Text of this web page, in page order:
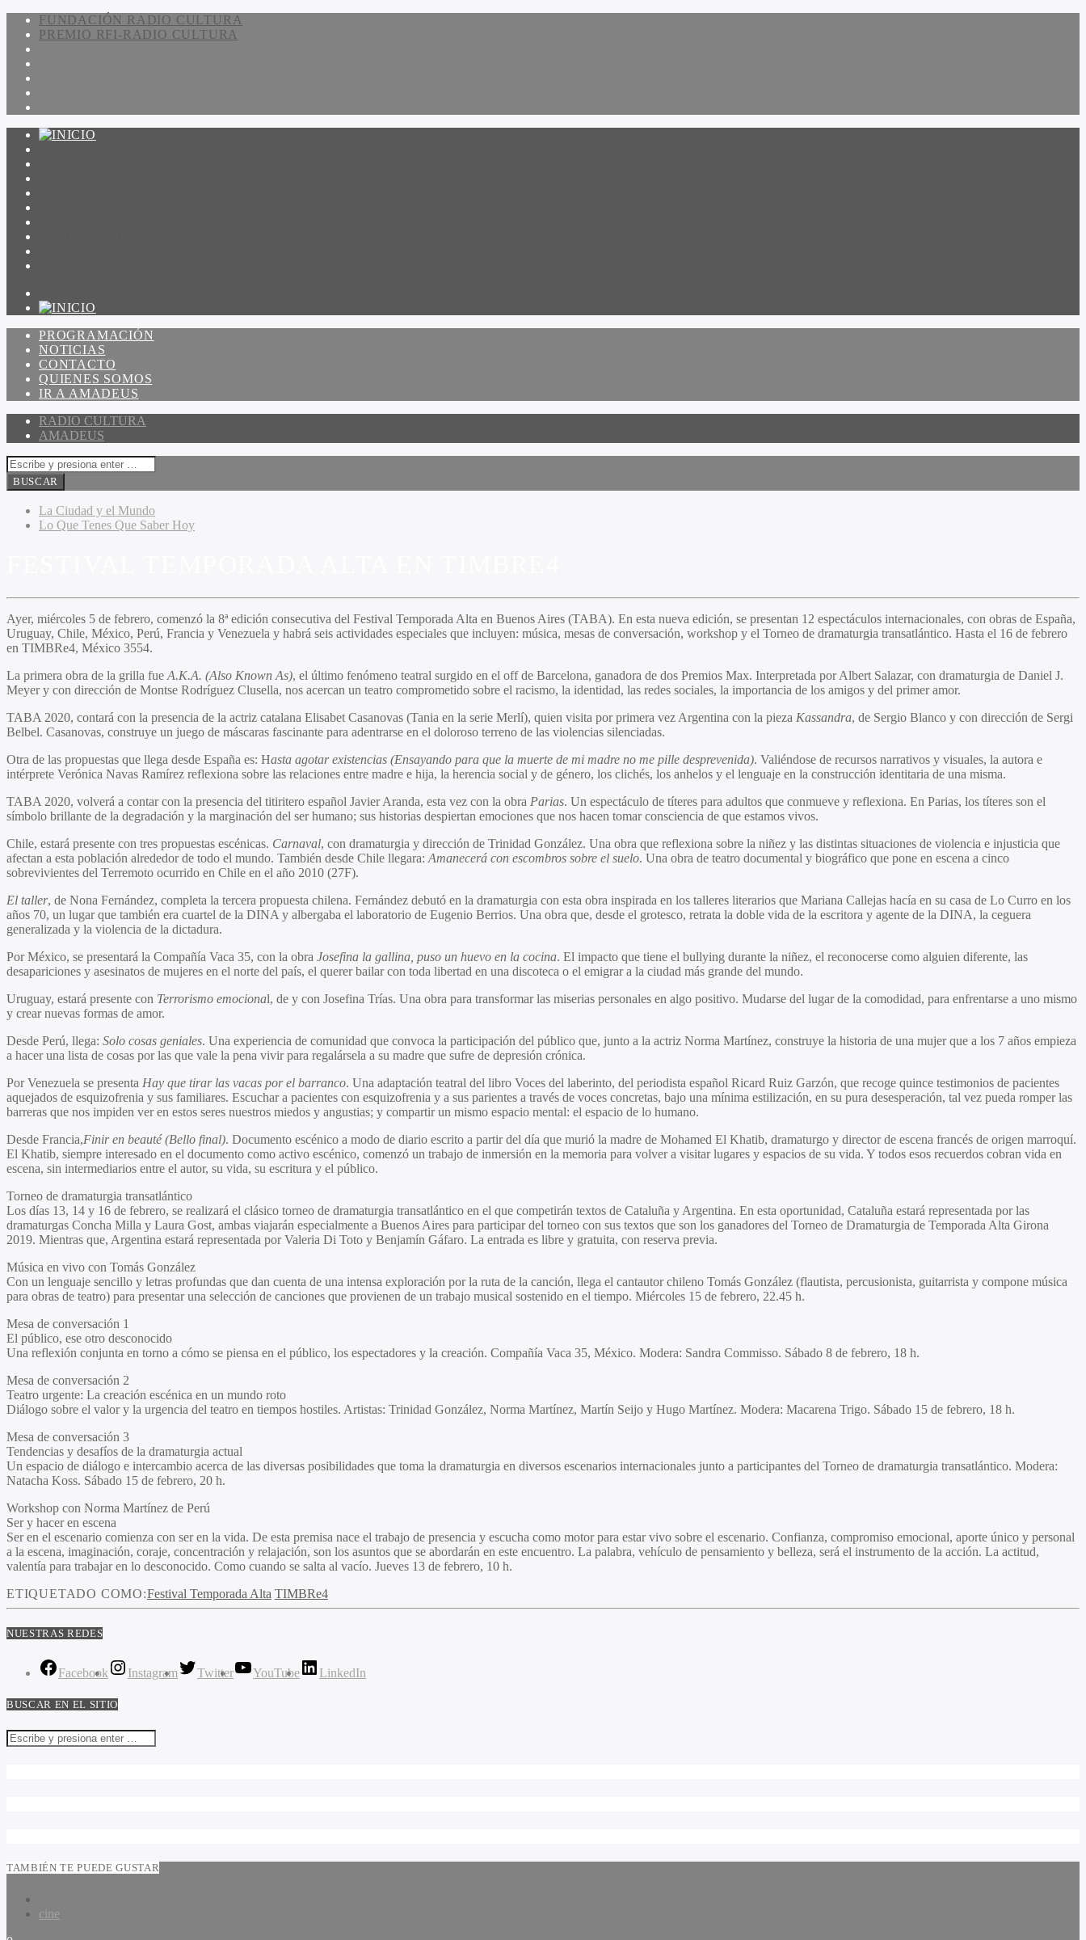
FUNDACIÓN RADIO CULTURA
PREMIO RFI-RADIO CULTURA
PROGRAMACIÓN
NOTICIAS
CONTACTO
QUIENES SOMOS
IR A AMADEUS
RADIO CULTURA
AMADEUS
La Ciudad y el Mundo
Lo Que Tenes Que Saber Hoy
Ayer, miércoles 5 de febrero, comenzó la 8ª edición consecutiva del Festival Temporada Alta en Buenos Aires (TABA). En esta nueva edición, se presentan 12 espectáculos internacionales, con obras de España,
Uruguay, Chile, México, Perú, Francia y Venezuela y habrá seis actividades especiales que incluyen: música, mesas de conversación, workshop y el Torneo de dramaturgia transatlántico. Hasta el 16 de febrero
en TIMBRe4, México 3554.
La primera obra de la grilla fue A.K.A. (Also Known As), el último fenómeno teatral surgido en el off de Barcelona, ganadora de dos Premios Max. Interpretada por Albert Salazar, con dramaturgia de Daniel J.
Meyer y con dirección de Montse Rodríguez Clusella, nos acercan un teatro comprometido sobre el racismo, la identidad, las redes sociales, la importancia de los amigos y del primer amor.
TABA 2020, contará con la presencia de la actriz catalana Elisabet Casanovas (Tania en la serie Merlí), quien visita por primera vez Argentina con la pieza Kassandra, de Sergio Blanco y con dirección de Sergi
Belbel. Casanovas, construye un juego de máscaras fascinante para adentrarse en el doloroso terreno de las violencias silenciadas.
Otra de las propuestas que llega desde España es: Hasta agotar existencias (Ensayando para que la muerte de mi madre no me pille desprevenida). Valiéndose de recursos narrativos y visuales, la autora e
intérprete Verónica Navas Ramírez reflexiona sobre las relaciones entre madre e hija, la herencia social y de género, los clichés, los anhelos y el lenguaje en la construcción identitaria de una misma.
TABA 2020, volverá a contar con la presencia del titiritero español Javier Aranda, esta vez con la obra Parias. Un espectáculo de títeres para adultos que conmueve y reflexiona. En Parias, los títeres son el
símbolo brillante de la degradación y la marginación del ser humano; sus historias despiertan emociones que nos hacen tomar consciencia de que estamos vivos.
Chile, estará presente con tres propuestas escénicas. Carnaval, con dramaturgia y dirección de Trinidad González. Una obra que reflexiona sobre la niñez y las distintas situaciones de violencia e injusticia que
afectan a esta población alrededor de todo el mundo. También desde Chile llegara: Amanecerá con escombros sobre el suelo. Una obra de teatro documental y biográfico que pone en escena a cinco
sobrevivientes del Terremoto ocurrido en Chile en el año 2010 (27F).
El taller, de Nona Fernández, completa la tercera propuesta chilena. Fernández debutó en la dramaturgia con esta obra inspirada en los talleres literarios que Mariana Callejas hacía en su casa de Lo Curro en los
años 70, un lugar que también era cuartel de la DINA y albergaba el laboratorio de Eugenio Berrios. Una obra que, desde el grotesco, retrata la doble vida de la escritora y agente de la DINA, la ceguera
generalizada y la violencia de la dictadura.
Por México, se presentará la Compañía Vaca 35, con la obra Josefina la gallina, puso un huevo en la cocina. El impacto que tiene el bullying durante la niñez, el reconocerse como alguien diferente, las
desapariciones y asesinatos de mujeres en el norte del país, el querer bailar con toda libertad en una discoteca o el emigrar a la ciudad más grande del mundo.
Uruguay, estará presente con Terrorismo emocional, de y con Josefina Trías. Una obra para transformar las miserias personales en algo positivo. Mudarse del lugar de la comodidad, para enfrentarse a uno mismo
y crear nuevas formas de amor.
Desde Perú, llega: Solo cosas geniales. Una experiencia de comunidad que convoca la participación del público que, junto a la actriz Norma Martínez, construye la historia de una mujer que a los 7 años empieza
a hacer una lista de cosas por las que vale la pena vivir para regalársela a su madre que sufre de depresión crónica.
Por Venezuela se presenta Hay que tirar las vacas por el barranco. Una adaptación teatral del libro Voces del laberinto, del periodista español Ricard Ruiz Garzón, que recoge quince testimonios de pacientes
aquejados de esquizofrenia y sus familiares. Escuchar a pacientes con esquizofrenia y a sus parientes a través de voces concretas, bajo una mínima estilización, en su pura desesperación, tal vez pueda romper las
barreras que nos impiden ver en estos seres nuestros miedos y angustias; y compartir un mismo espacio mental: el espacio de lo humano.
Desde Francia,Finir en beauté (Bello final). Documento escénico a modo de diario escrito a partir del día que murió la madre de Mohamed El Khatib, dramaturgo y director de escena francés de origen marroquí.
El Khatib, siempre interesado en el documento como activo escénico, comenzó un trabajo de inmersión en la memoria para volver a visitar lugares y espacios de su vida. Y todos esos recuerdos cobran vida en
escena, sin intermediarios entre el autor, su vida, su escritura y el público.
Torneo de dramaturgia transatlántico
Los días 13, 14 y 16 de febrero, se realizará el clásico torneo de dramaturgia transatlántico en el que competirán textos de Cataluña y Argentina. En esta oportunidad, Cataluña estará representada por las
dramaturgas Concha Milla y Laura Gost, ambas viajarán especialmente a Buenos Aires para participar del torneo con sus textos que son los ganadores del Torneo de Dramaturgia de Temporada Alta Girona
2019. Mientras que, Argentina estará representada por Valeria Di Toto y Benjamín Gáfaro. La entrada es libre y gratuita, con reserva previa.
Música en vivo con Tomás González
Con un lenguaje sencillo y letras profundas que dan cuenta de una intensa exploración por la ruta de la canción, llega el cantautor chileno Tomás González (flautista, percusionista, guitarrista y compone música
para obras de teatro) para presentar una selección de canciones que provienen de un trabajo musical sostenido en el tiempo. Miércoles 15 de febrero, 22.45 h.
Mesa de conversación 1
El público, ese otro desconocido
Una reflexión conjunta en torno a cómo se piensa en el público, los espectadores y la creación. Compañía Vaca 35, México. Modera: Sandra Commisso. Sábado 8 de febrero, 18 h.
Mesa de conversación 2
Teatro urgente: La creación escénica en un mundo roto
Diálogo sobre el valor y la urgencia del teatro en tiempos hostiles. Artistas: Trinidad González, Norma Martínez, Martín Seijo y Hugo Martínez. Modera: Macarena Trigo. Sábado 15 de febrero, 18 h.
Mesa de conversación 3
Tendencias y desafíos de la dramaturgia actual
Un espacio de diálogo e intercambio acerca de las diversas posibilidades que toma la dramaturgia en diversos escenarios internacionales junto a participantes del Torneo de dramaturgia transatlántico. Modera:
Natacha Koss. Sábado 15 de febrero, 20 h.
Workshop con Norma Martínez de Perú
Ser y hacer en escena
Ser en el escenario comienza con ser en la vida. De esta premisa nace el trabajo de presencia y escucha como motor para estar vivo sobre el escenario. Confianza, compromiso emocional, aporte único y personal
a la escena, imaginación, coraje, concentración y relajación, son los asuntos que se abordarán en este encuentro. La palabra, vehículo de pensamiento y belleza, será el instrumento de la acción. La actitud,
valentía para trabajar en lo desconocido. Como cuando se salta al vacío. Jueves 13 de febrero, 10 h.
ETIQUETADO COMO:Festival Temporada Alta TIMBRe4
NUESTRAS REDES
Facebook Instagram Twitter YouTube LinkedIn
BUSCAR EN EL SITIO
TAMBIÉN TE PUEDE GUSTAR
cine